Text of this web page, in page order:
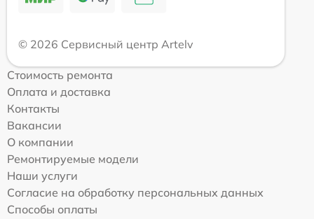
© 2026 Сервисный центр Artelv
Стоимость ремонта
Оплата и доставка
Контакты
Вакансии
О компании
Ремонтируемые модели
Наши услуги
Согласие на обработку персональных данных
Способы оплаты